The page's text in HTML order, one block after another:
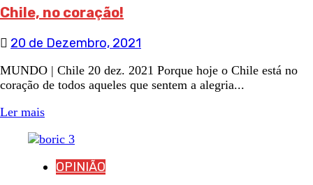
Chile, no coração!
20 de Dezembro, 2021
MUNDO | Chile 20 dez. 2021 Porque hoje o Chile está no
coração de todos aqueles que sentem a alegria...
Ler mais
OPINIÃO